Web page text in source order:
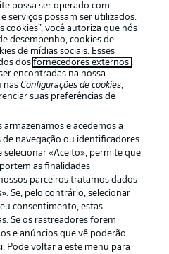
Avisos legais
Aviso de privacidade
possa ser operado com
serviços possam ser utilizados.
cookies”, você autoriza que nós
desempenho, cookies de
de mídias sociais. Esses
dosfornecedores externos .
encontradas na nossa
nasConfigurações de cookies,
suas preferências de
armazenamos e acedemos a
de navegação ou identificadores
selecionar «Aceito», permite que
as finalidades
parceiros tratamos dados
Se, pelo contrário, selecionar
consentimento, estas
Se os rastreadores forem
e anúncios que vê poderão
Pode voltar a este menu para